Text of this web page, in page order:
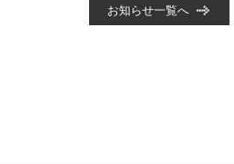
お知らせ一覧へ